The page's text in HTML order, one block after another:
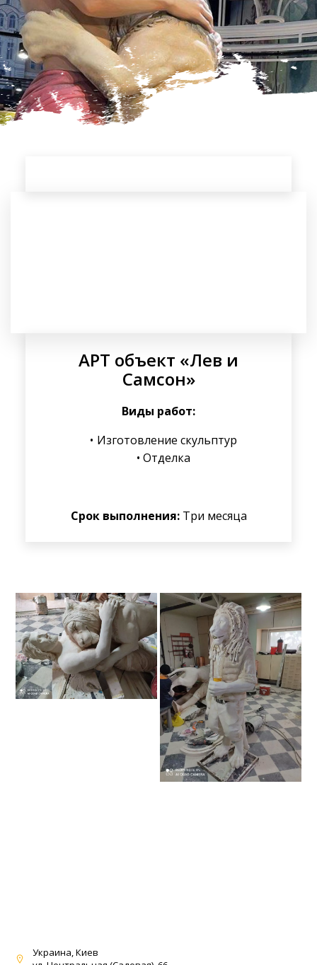
АРТ объект «Лев и
Самсон»
Виды работ:
Изготовление скульптур
Отделка
Срок выполнения:Три месяца
Украина, Киев